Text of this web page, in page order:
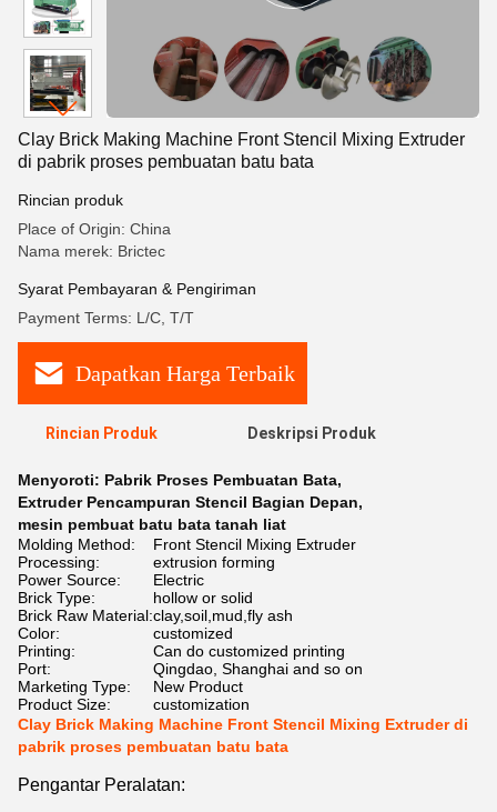
Clay Brick Making Machine Front Stencil Mixing Extruder
di pabrik proses pembuatan batu bata
Rincian produk
Place of Origin: China
Nama merek: Brictec
Syarat Pembayaran & Pengiriman
Payment Terms: L/C, T/T
Dapatkan Harga Terbaik
Rincian Produk Deskripsi Produk
Menyoroti: Pabrik Proses Pembuatan Bata,
Extruder Pencampuran Stencil Bagian Depan,
mesin pembuat batu bata tanah liat
Molding Method:
Front Stencil Mixing Extruder
Processing:
extrusion forming
Power Source:
Electric
Brick Type:
hollow or solid
Brick Raw Material:clay,soil,mud,fly ash
Color:
customized
Printing:
Can do customized printing
Port:
Qingdao, Shanghai and so on
Marketing Type:
New Product
Product Size:
customization
Clay Brick Making Machine Front Stencil Mixing Extruder di
pabrik proses pembuatan batu bata
Pengantar Peralatan: